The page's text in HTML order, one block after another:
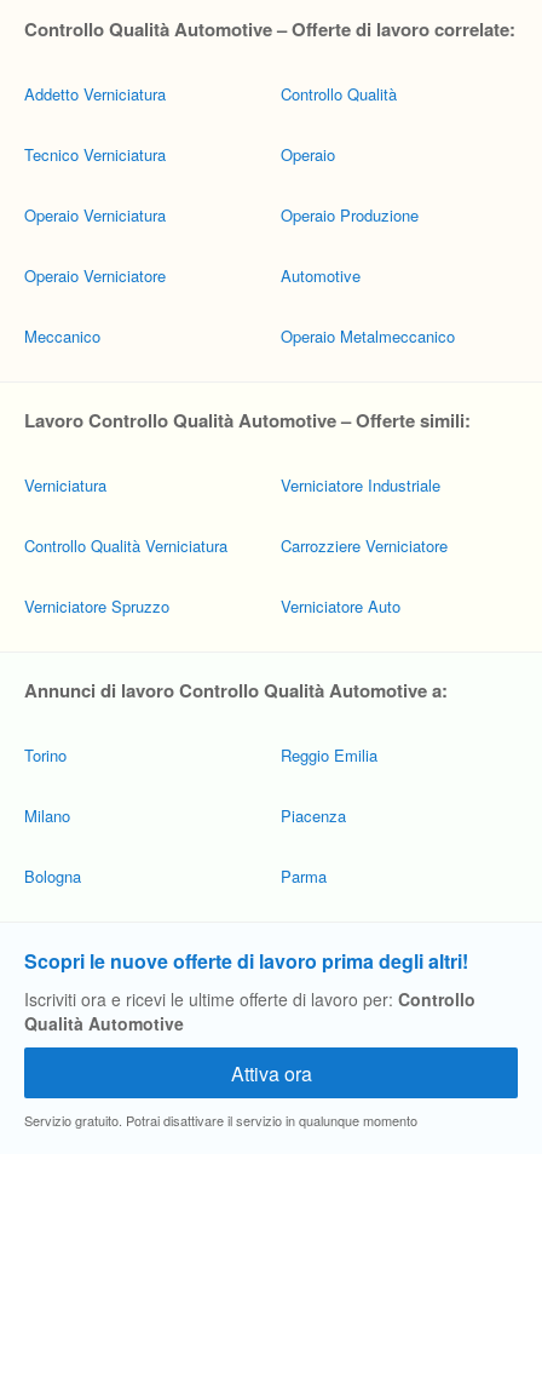
Controllo Qualità Automotive – Offerte di lavoro correlate:
Addetto Verniciatura
Tecnico Verniciatura
Operaio Verniciatura
Operaio Verniciatore
Meccanico
Controllo Qualità
Operaio
Operaio Produzione
Automotive
Operaio Metalmeccanico
Lavoro Controllo Qualità Automotive – Offerte simili:
Verniciatura
Controllo Qualità Verniciatura
Verniciatore Spruzzo
Verniciatore Industriale
Carrozziere Verniciatore
Verniciatore Auto
Annunci di lavoro Controllo Qualità Automotive a:
Torino
Milano
Bologna
Reggio Emilia
Piacenza
Parma
Scopri le nuove offerte di lavoro prima degli altri!
Iscriviti ora e ricevi le ultime offerte di lavoro per: Controllo
Qualità Automotive
Servizio gratuito. Potrai disattivare il servizio in qualunque momento